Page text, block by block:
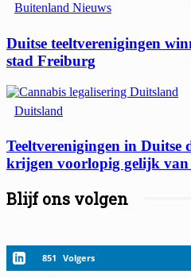
Buitenland Nieuws
Duitse teeltverenigingen
stad Freiburg
Duitsland
Teeltverenigingen in Duitse
krijgen voorlopig gelijk van
Blijf ons volgen
851 Volgers